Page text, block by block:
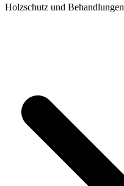
Holzschutz und Behandlungen